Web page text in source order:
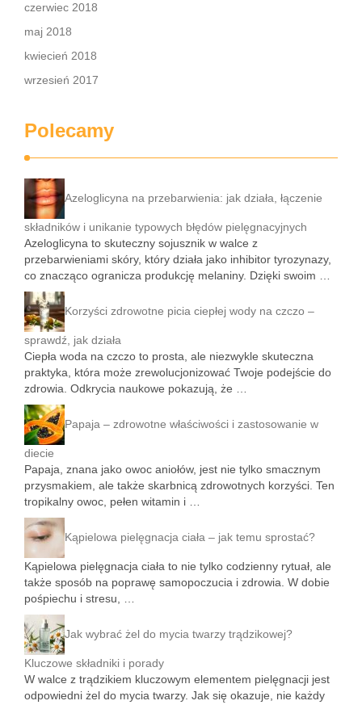
czerwiec 2018
maj 2018
kwiecień 2018
wrzesień 2017
Polecamy
Azeloglicyna na przebarwienia: jak działa, łączenie
składników i unikanie typowych błędów pielęgnacyjnych
Azeloglicyna to skuteczny sojusznik w walce z
przebarwieniami skóry, który działa jako inhibitor tyrozynazy,
co znacząco ogranicza produkcję melaniny. Dzięki swoim …
Korzyści zdrowotne picia ciepłej wody na czczo –
sprawdź, jak działa
Ciepła woda na czczo to prosta, ale niezwykle skuteczna
praktyka, która może zrewolucjonizować Twoje podejście do
zdrowia. Odkrycia naukowe pokazują, że …
Papaja – zdrowotne właściwości i zastosowanie w
diecie
Papaja, znana jako owoc aniołów, jest nie tylko smacznym
przysmakiem, ale także skarbnicą zdrowotnych korzyści. Ten
tropikalny owoc, pełen witamin i …
Kąpielowa pielęgnacja ciała – jak temu sprostać?
Kąpielowa pielęgnacja ciała to nie tylko codzienny rytuał, ale
także sposób na poprawę samopoczucia i zdrowia. W dobie
pośpiechu i stresu, …
Jak wybrać żel do mycia twarzy trądzikowej?
Kluczowe składniki i porady
W walce z trądzikiem kluczowym elementem pielęgnacji jest
odpowiedni żel do mycia twarzy. Jak się okazuje, nie każdy